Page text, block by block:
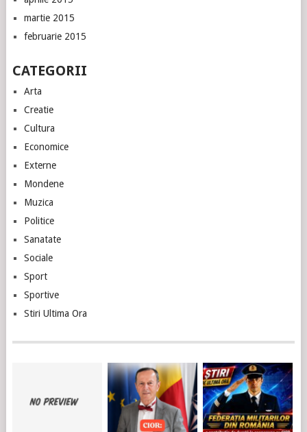
martie 2015
februarie 2015
CATEGORII
Arta
Creatie
Cultura
Economice
Externe
Mondene
Muzica
Politice
Sanatate
Sociale
Sport
Sportive
Stiri Ultima Ora